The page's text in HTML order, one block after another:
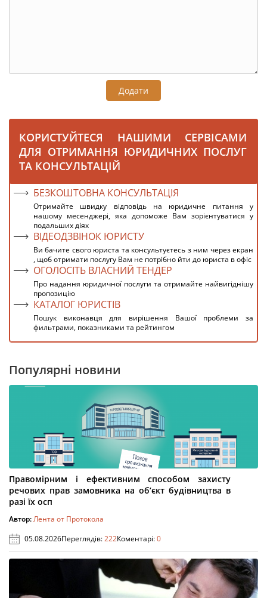
Додати
КОРИСТУЙТЕСЯ НАШИМИ СЕРВІСАМИ
ДЛЯ ОТРИМАННЯ ЮРИДИЧНИХ ПОСЛУГ
ТА КОНСУЛЬТАЦІЙ
БЕЗКОШТОВНА КОНСУЛЬТАЦІЯ
Отримайте швидку відповідь на юридичне питання у
нашому месенджері, яка допоможе Вам зорієнтуватися у
подальших діях
ВІДЕОДЗВІНОК ЮРИСТУ
Ви бачите свого юриста та консультуєтесь з ним через екран
, щоб отримати послугу Вам не потрібно йти до юриста в офіс
ОГОЛОСІТЬ ВЛАСНИЙ ТЕНДЕР
Про надання юридичної послуги та отримайте найвигіднішу
пропозицію
КАТАЛОГ ЮРИСТІВ
Пошук виконавця для вирішення Вашої проблеми за
фильтрами, показниками та рейтингом
Популярні новини
Правомірним і ефективним способом захисту
речових прав замовника на об’єкт будівництва в
разі їх осп
Автор:Лента от Протокола
05.08.2026Переглядів:222Коментарі:0